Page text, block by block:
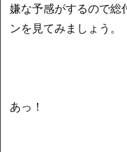
嫌な予感がするので総
ンを見てみましょう。
あっ！